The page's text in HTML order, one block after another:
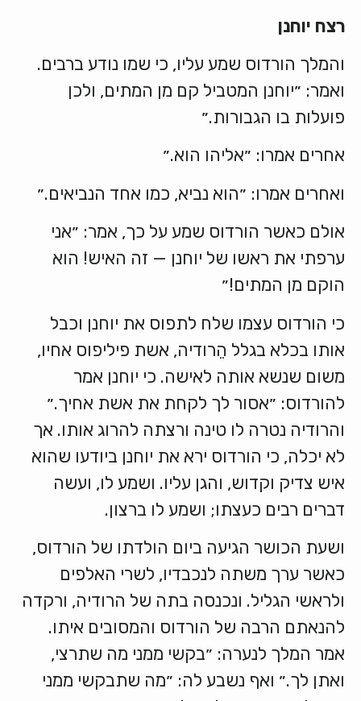
רצח יוחנן
והמלך הורדוס שמע עליו, כי שמו נודע ברבים.
ואמר: ״יוחנן המטביל קם מן המתים, ולכן
פועלות בו הגבורות.״
אחרים אמרו: ״אליהו הוא.״
ואחרים אמרו: ״הוא נביא, כמו אחד הנביאים.״
אולם כאשר הורדוס שמע על כך, אמר: ״אני
ערפתי את ראשו של יוחנן — זה האיש! הוא
הוקם מן המתים!״
כי הורדוס עצמו שלח לתפוס את יוחנן וכבל
אותו בכלא בגלל הֵרודיה, אשת פיליפוס אחיו,
משום שנשא אותה לאישה. כי יוחנן אמר
להורדוס: ״אסור לך לקחת את אשת אחיך.״
והרודיה נטרה לו טינה ורצתה להרוג אותו. אך
לא יכלה, כי הורדוס ירא את יוחנן ביודעו שהוא
איש צדיק וקדוש, והגן עליו. ושמע לו, ועשה
דברים רבים כעצתו; ושמע לו ברצון.
ושעת הכושר הגיעה ביום הולדתו של הורדוס,
כאשר ערך משתה לנכבדיו, לשרי האלפים
ולראשי הגליל. ונכנסה בתה של הרודיה, ורקדה
להנאתם הרבה של הורדוס והמסובים איתו.
אמר המלך לנערה: ״בקשי ממני מה שתרצי,
ואתן לך.״ ואף נשבע לה: ״מה שתבקשי ממני